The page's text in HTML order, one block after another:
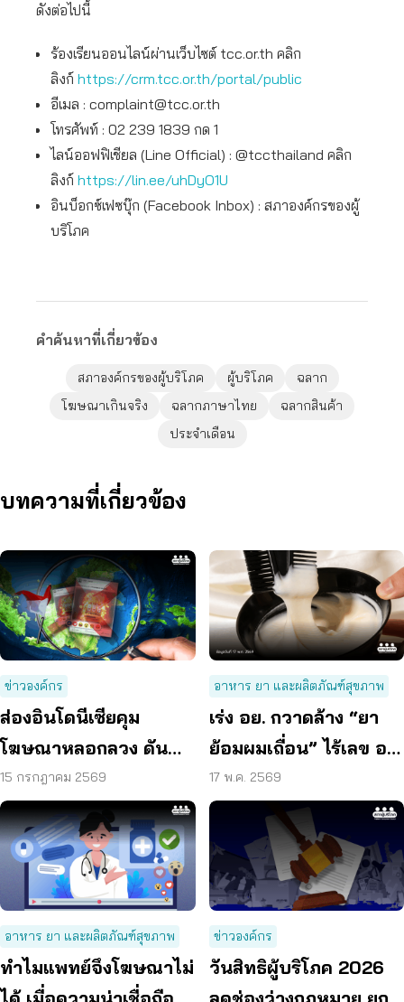
ดังต่อไปนี้
ร้องเรียนออนไลน์ผ่านเว็บไซต์ tcc.or.th คลิก
ลิงก์ https://crm.tcc.or.th/portal/public
อีเมล : complaint@tcc.or.th
โทรศัพท์ : 02 239 1839 กด 1
ไลน์ออฟฟิเชียล (Line Official) : @tccthailand คลิก
ลิงก์ https://lin.ee/uhDyO1U
อินบ็อกซ์เฟซบุ๊ก (Facebook Inbox) ​: สภาองค์กรของผู้
บริโภค
คำค้นหาที่เกี่ยวข้อง
สภาองค์กรของผู้บริโภค ผู้บริโภค
ฉลาก
โฆษณาเกินจริง
ฉลากภาษาไทย
ฉลากสินค้า
ประจำเดือน
บทความที่เกี่ยวข้อง
ข่าวองค์กร
ส่องอินโดนีเซียคุม
โฆษณาหลอกลวง ดัน
แพลตฟอร์มร่วมรับผิด
ชอบ
15 กรกฎาคม 2569
อาหาร ยา และผลิตภัณฑ์สุขภาพ
เร่ง อย. กวาดล้าง “ยา
ย้อมผมเถื่อน” ไร้เลข อย.
– ฉลากภาษาไทย
17 พ.ค. 2569
อาหาร ยา และผลิตภัณฑ์สุขภาพ
ทำไมแพทย์จึงโฆษณาไม่
ข่าวองค์กร
วันสิทธิผู้บริโภค 2026